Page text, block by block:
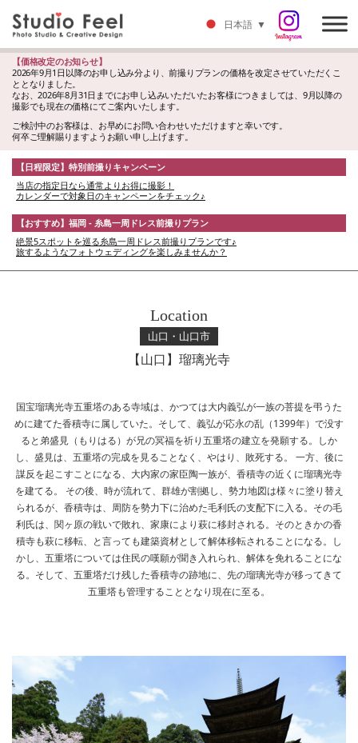
【価格改定のお知らせ】
2026年9月1日以降のお申し込み分より、前撮りプランの価格を改定させていただくこ
ととなりました。
なお、2026年8月31日までにお申し込みいただいたお客様につきましては、9月以降の
撮影でも現在の価格にてご案内いたします。
ご検討中のお客様は、お早めにお問い合わせいただけますと幸いです。
何卒ご理解賜りますようお願い申し上げます。
【日程限定】特別前撮りキャンペーン
当店の指定日なら通常よりお得に撮影！
カレンダーで対象日のキャンペーンをチェック♪
【おすすめ】福岡 - 糸島一周ドレス前撮りプラン
絶景5スポットを巡る糸島一周ドレス前撮りプランです♪
旅するようなフォトウェディングを楽しみませんか？
Location
山口・山口市
【山口】瑠璃光寺
国宝瑠璃光寺五重塔のある寺域は、かつては大内義弘が一族の菩提を弔うた
めに建てた香積寺に属していた。そして、義弘が応永の乱（1399年）で没す
ると弟盛見（もりはる）が兄の冥福を祈り五重塔の建立を発願する。しか
し、盛見は、五重塔の完成を見ることなく、やはり、敗死する。 一方、後に
謀反を起こすことになる、大内家の家臣陶一族が、香積寺の近くに瑠璃光寺
を建てる。 その後、時が流れて、群雄が割拠し、勢力地図は様々に塗り替え
られるが、香積寺は、周防を勢力下に治めた毛利氏の支配下に入る。その毛
利氏は、関ヶ原の戦いで敗れ、家康により萩に移封される。そのときかの香
積寺も萩に移転、と言っても建築資材として解体移転されることになる。し
かし、五重塔については住民の嘆願が聞き入れられ、解体を免れることにな
る。そして、五重塔だけ残した香積寺の跡地に、先の瑠璃光寺が移ってきて
五重塔も管理することとなり現在に至る。
日本語 ▼